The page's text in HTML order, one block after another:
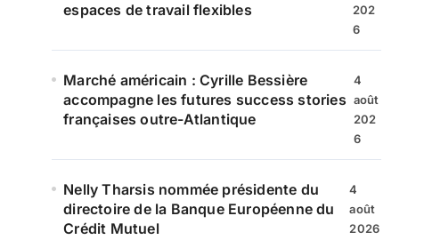
espaces de travail flexibles
202
6
Marché américain : Cyrille Bessière
accompagne les futures success stories
françaises outre-Atlantique
4
août
202
6
Nelly Tharsis nommée présidente du
directoire de la Banque Européenne du
Crédit Mutuel
4
août
2026